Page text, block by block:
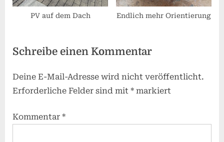
PV auf dem Dach Endlich mehr Orientierung
Schreibe einen Kommentar
Deine E-Mail-Adresse wird nicht veröffentlicht.
Erforderliche Felder sind mit * markiert
Kommentar *